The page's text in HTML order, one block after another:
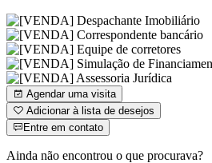
Agendar uma visita
Adicionar à lista de desejos
Entre em contato
Ainda não encontrou o que procurava?